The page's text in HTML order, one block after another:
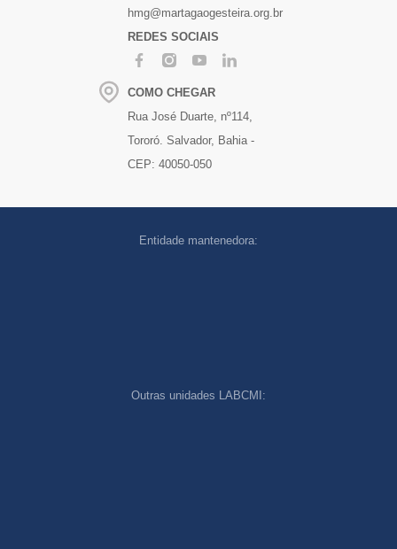
hmg@martagaogesteira.org.br
REDES SOCIAIS
COMO CHEGAR
Rua José Duarte, nº114,
Tororó. Salvador, Bahia -
CEP: 40050-050
Entidade mantenedora:
Outras unidades LABCMI: